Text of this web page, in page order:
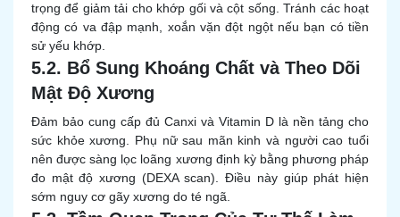
trọng để giảm tải cho khớp gối và cột sống. Tránh các hoạt
động có va đập mạnh, xoắn vặn đột ngột nếu bạn có tiền
sử yếu khớp.
5.2. Bổ Sung Khoáng Chất và Theo Dõi
Mật Độ Xương
Đảm bảo cung cấp đủ Canxi và Vitamin D là nền tảng cho
sức khỏe xương. Phụ nữ sau mãn kinh và người cao tuổi
nên được sàng lọc loãng xương định kỳ bằng phương pháp
đo mật độ xương (DEXA scan). Điều này giúp phát hiện
sớm nguy cơ gãy xương do té ngã.